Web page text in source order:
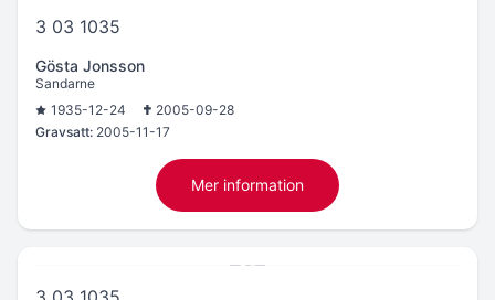
3 03 1035
Gösta Jonsson
Sandarne
1935-12-24
2005-09-28
Gravsatt: 2005-11-17
Mer information